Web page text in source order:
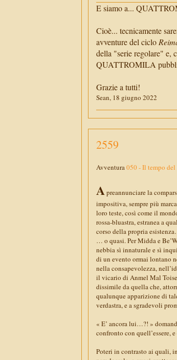
E siamo a...
Cioè... tecnicamente
avventure del ciclo
della "serie regolare" e,
QUATTROMILA
Grazie a tutti!
Sean, 18 giugno 2022
2559
Avventura050 - Il tempo del
Apreannunciare la
impositiva, sempre più
loro teste, così come il
rossa-bluastra, estranea a
corso della propria
… o quasi. Per Midda e
nebbia sì innaturale e sì
di un evento ormai lontano
nella consapevolezza,
il vicario di Anmel Mal
dissimile da quella che,
qualunque apparizione di
verdastra, e a sgradevoli
« E’ ancora lui…?! »
confronto con quell’essere,
Poteri in contrasto ai quali,